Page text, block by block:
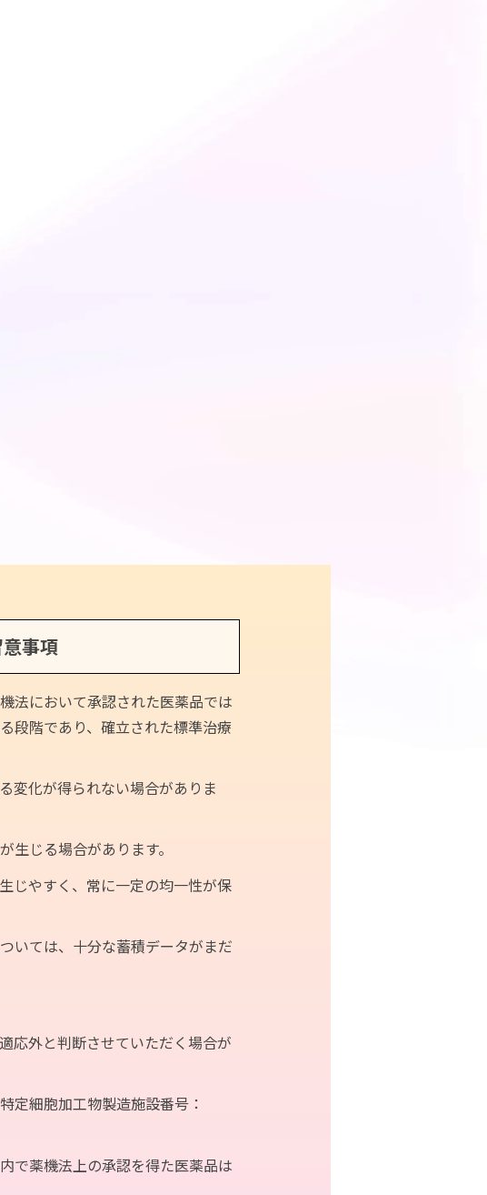
シミ・しわ
肌荒れ
ソームブログ
ソソームの基礎知識
用とデメリット
事項
法において承認された医薬品では
段階であり、確立された標準治療
変化が得られない場合がありま
じる場合があります。
じやすく、常に一定の均一性が保
いては、十分な蓄積データがまだ
応外と判断させていただく場合が
定細胞加工物製造施設番号：
で薬機法上の承認を得た医薬品は